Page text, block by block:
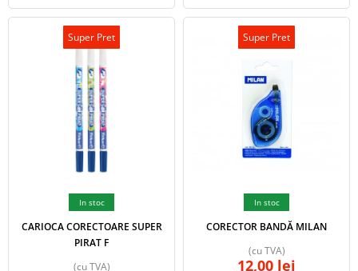
Super Pret
In stoc
CARIOCA CORECTOARE SUPER
PIRAT F
(cu TVA)
Super Pret
In stoc
CORECTOR BANDĂ MILAN
12,00 lei
(cu TVA)